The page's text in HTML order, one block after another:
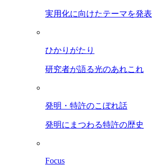
実用化に向けたテーマを発表
ひかりがたり
研究者が語る光のあれこれ
発明・特許のこぼれ話
発明にまつわる特許の歴史
Focus